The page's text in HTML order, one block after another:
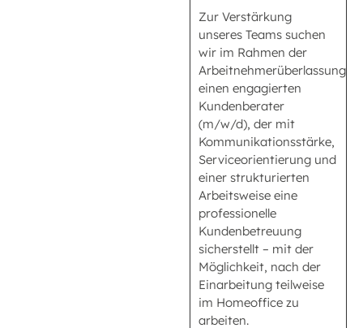
Zur Verstärkung
unseres Teams suchen
wir im Rahmen der
Arbeitnehmerüberlassung
einen engagierten
Kundenberater
(m/w/d), der mit
Kommunikationsstärke,
Serviceorientierung und
einer strukturierten
Arbeitsweise eine
professionelle
Kundenbetreuung
sicherstellt – mit der
Möglichkeit, nach der
Einarbeitung teilweise
im Homeoffice zu
arbeiten.